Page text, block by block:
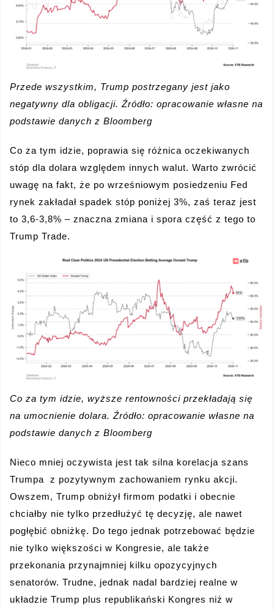
Przede wszystkim, Trump postrzegany jest jako
negatywny dla obligacji. Źródło: opracowanie własne na
podstawie danych z Bloomberg
Co za tym idzie, poprawia się różnica oczekiwanych
stóp dla dolara względem innych walut. Warto zwrócić
uwagę na fakt, że po wrześniowym posiedzeniu Fed
rynek zakładał spadek stóp poniżej 3%, zaś teraz jest
to 3,6-3,8% – znaczna zmiana i spora część z tego to
Trump Trade.
Co za tym idzie, wyższe rentowności przekładają się
na umocnienie dolara. Źródło: opracowanie własne na
podstawie danych z Bloomberg
Nieco mniej oczywista jest tak silna korelacja szans
Trumpa z pozytywnym zachowaniem rynku akcji.
Owszem, Trump obniżył firmom podatki i obecnie
chciałby nie tylko przedłużyć tę decyzję, ale nawet
pogłębić obniżkę. Do tego jednak potrzebować będzie
nie tylko większości w Kongresie, ale także
przekonania przynajmniej kilku opozycyjnych
senatorów. Trudne, jednak nadal bardziej realne w
układzie Trump plus republikański Kongres niż w